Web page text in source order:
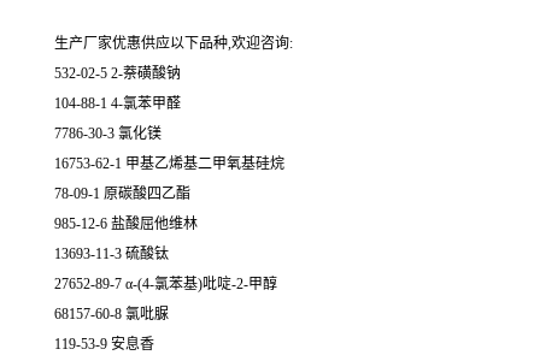
生产厂家优惠供应以下品种,欢迎咨询:
532-02-5 2-萘磺酸钠
104-88-1 4-氯苯甲醛
7786-30-3 氯化镁
16753-62-1 甲基乙烯基二甲氧基硅烷
78-09-1 原碳酸四乙酯
985-12-6 盐酸屈他维林
13693-11-3 硫酸钛
27652-89-7 α-(4-氯苯基)吡啶-2-甲醇
68157-60-8 氯吡脲
119-53-9 安息香